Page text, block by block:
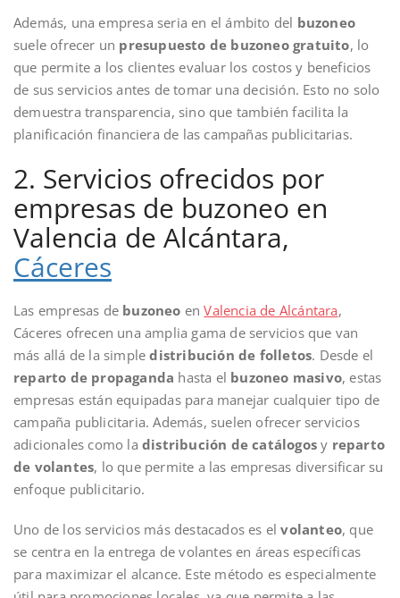
Además, una empresa seria en el ámbito del buzoneo
suele ofrecer un presupuesto de buzoneo gratuito, lo
que permite a los clientes evaluar los costos y beneficios
de sus servicios antes de tomar una decisión. Esto no solo
demuestra transparencia, sino que también facilita la
planificación financiera de las campañas publicitarias.
2. Servicios ofrecidos por
empresas de buzoneo en
Valencia de Alcántara,
Cáceres
Las empresas de buzoneo enValencia de Alcántara,
Cáceres ofrecen una amplia gama de servicios que van
más allá de la simpledistribución de folletos. Desde el
reparto de propaganda hasta el buzoneo masivo, estas
empresas están equipadas para manejar cualquier tipo de
campaña publicitaria. Además, suelen ofrecer servicios
adicionales como la distribución de catálogos y reparto
de volantes, lo que permite a las empresas diversificar su
enfoque publicitario.
Uno de los servicios más destacados es elvolanteo, que
se centra en la entrega de volantes en áreas específicas
para maximizar el alcance. Este método es especialmente